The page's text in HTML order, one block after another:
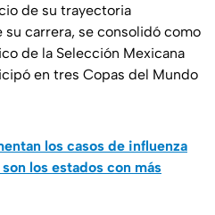
de su trayectoria
carrera, se consolidó como
de la Selección Mexicana
en tres Copas del Mundo
los casos de influenza
los estados con más